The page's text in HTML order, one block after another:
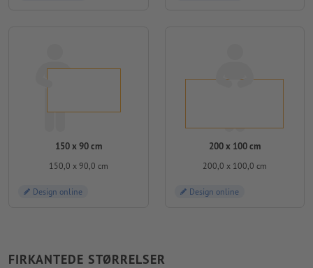
150 x 90 cm
150,0 x 90,0 cm
Design online
200 x 100 cm
200,0 x 100,0 cm
Design online
FIRKANTEDE STØRRELSER